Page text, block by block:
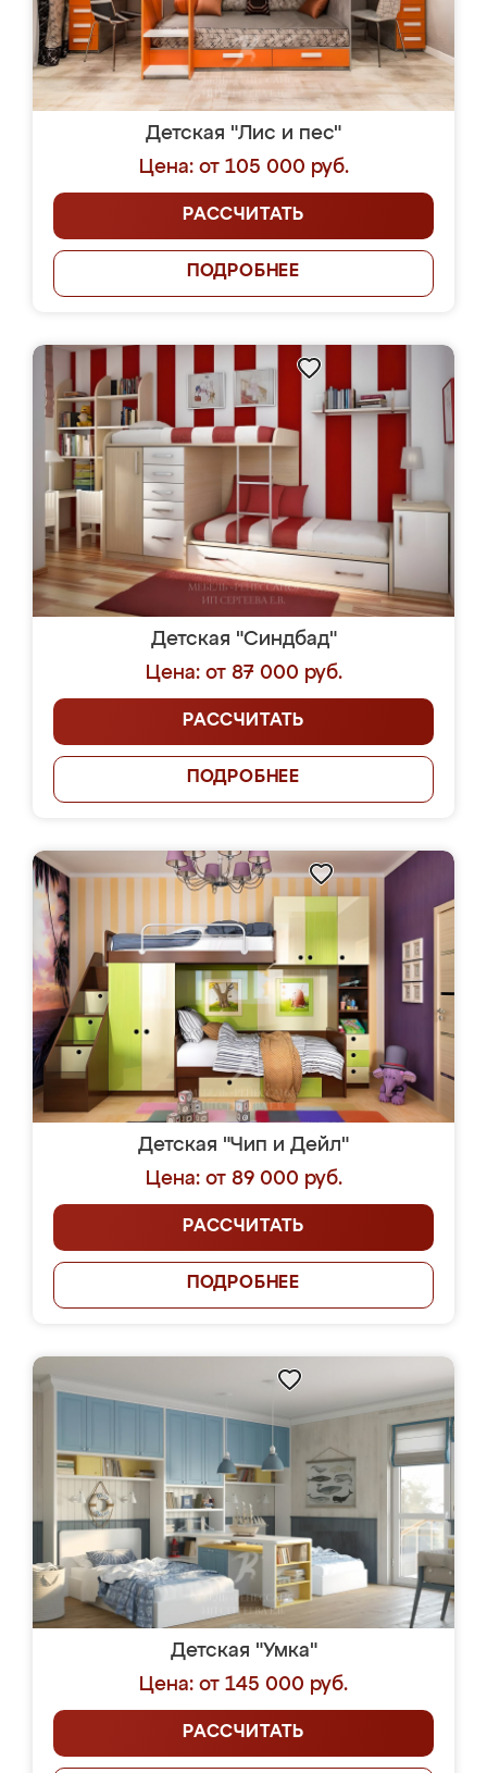
Детская "Лис и пес"
Цена: от 105 000 руб.
РАССЧИТАТЬ
ПОДРОБНЕЕ
Детская "Синдбад"
Цена: от 87 000 руб.
РАССЧИТАТЬ
ПОДРОБНЕЕ
Детская "Чип и Дейл"
Цена: от 89 000 руб.
РАССЧИТАТЬ
ПОДРОБНЕЕ
Детская "Умка"
Цена: от 145 000 руб.
РАССЧИТАТЬ